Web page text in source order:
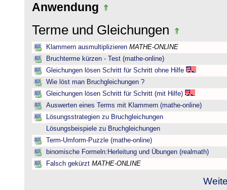
Anwendung
Terme und Gleichungen
Klammern ausmultiplizieren MATHE-ONLINE
Bruchterme kürzen - Test (mathe-online)
Gleichungen lösen Schritt für Schritt ohne Hilfe
Wie löst man Bruchgleichungen ?
Gleichungen lösen Schritt für Schritt (mit Hilfe)
Auswerten eines Terms mit Klammern (mathe-online)
Lösungsstrategien zu Bruchgleichungen
Lösungsbeispiele zu Bruchgleichungen
Term-Umform-Puzzle (mathe-online)
binomische Formeln:Herleitung und Übungen (realmath)
Falsch gekürzt MATHE-ONLINE